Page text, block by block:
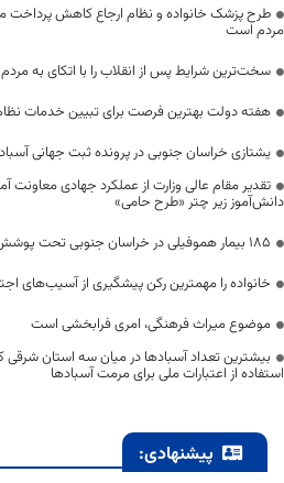
طرح پزشک خانواده و نظام ارجاع کاهش پرداخت
مردم است
سخت‌ترین شرایط پس از انقلاب را با اتکای به
هفته دولت بهترین فرصت برای تبیین خدمات
یشتازی خراسان جنوبی در پرونده ثبت جهانی
دانش‌آموز زیر چتر «طرح حامی»
۱۸۵ بیمار هموفیلی در خراسان جنوبی تحت پوشش خدمات بیمه سلامت قرار دارند
خانواده را مهمترین رکن پیشگیری از آسیب‌های
موضوع میراث فرهنگی، امری فرابخشی است
بیشترین تعداد آسبادها در میان سه استان
استفاده از اعتبارات ملی برای مرمت آسبادها
پیشنهادی: